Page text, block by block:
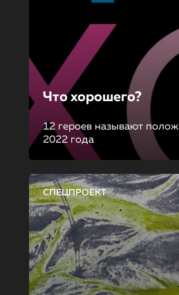
Что хорошего?
12 героев называют
2022 года
СПЕЦПРОЕКТ